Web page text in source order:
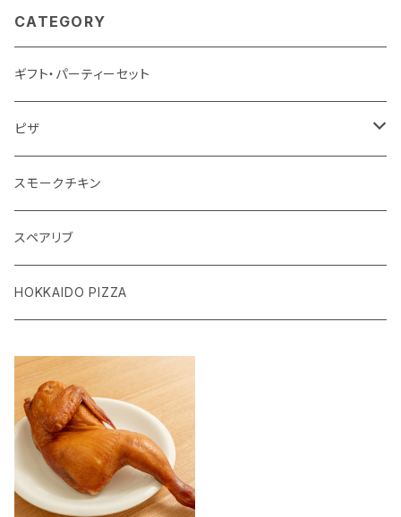
CATEGORY
ギフト・パーティーセット
ピザ
マルゲリータ
シーフード
スモークチキン
スペアリブ
HOKKAIDO PIZZA